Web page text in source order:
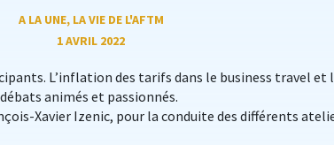
A LA UNE, LA VIE DE L'AFTM
1 AVRIL 2022
L’inflation des tarifs dans le business travel et
animés et passionnés.
Xavier Izenic, pour la conduite des différents